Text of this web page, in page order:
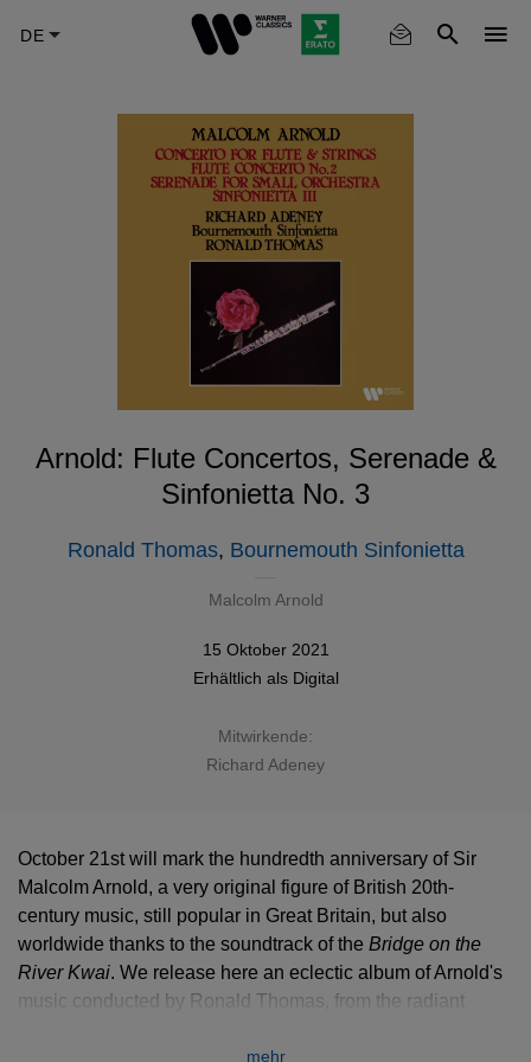
Arnold: Flute Concertos, Serenade &
Sinfonietta No. 3
Ronald Thomas, Bournemouth Sinfonietta
Malcolm Arnold
15 Oktober 2021
Erhältlich als Digital
Mitwirkende:
Richard Adeney
October 21st will mark the hundredth anniversary of Sir
Malcolm Arnold, a very original figure of British 20th-
century music, still popular in Great Britain, but also
worldwide thanks to the soundtrack of the Bridge on the
River Kwai. We release here an eclectic album of Arnold's
music conducted by Ronald Thomas, from the radiant
mehr